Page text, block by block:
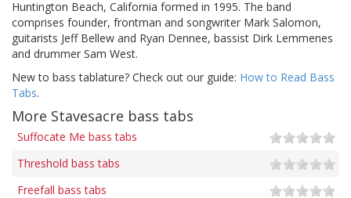
Huntington Beach, California formed in 1995. The band
comprises founder, frontman and songwriter Mark Salomon,
guitarists Jeff Bellew and Ryan Dennee, bassist Dirk Lemmenes
and drummer Sam West.
New to bass tablature? Check out our guide: How to Read Bass
Tabs.
More Stavesacre bass tabs
Suffocate Me bass tabs
Threshold bass tabs
Freefall bass tabs